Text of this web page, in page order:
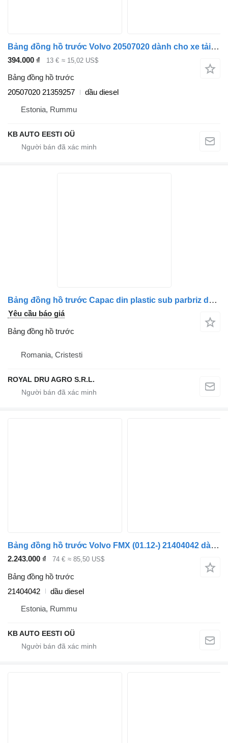
Bảng đồng hồ trước Volvo 20507020 dành cho xe tải Volvo FM7-FM12, FM, FMX (1998-2014)
394.000 ₫ 13 € ≈ 15,02 US$
Bảng đồng hồ trước
20507020 21359257
dầu diesel
Estonia, Rummu
KB AUTO EESTI OÜ
Bảng đồng hồ trước Capac din plastic sub parbriz dành cho xe tải Volvo 14754 8220 RHD
Yêu cầu báo giá
Bảng đồng hồ trước
Romania, Cristesti
ROYAL DRU AGRO S.R.L.
Bảng đồng hồ trước Volvo FMX (01.12-) 21404042 dành cho xe tải Volvo FM7-FM12, FM, FMX (1998-2014)
2.243.000 ₫ 74 € ≈ 85,50 US$
Bảng đồng hồ trước
21404042
dầu diesel
Estonia, Rummu
KB AUTO EESTI OÜ